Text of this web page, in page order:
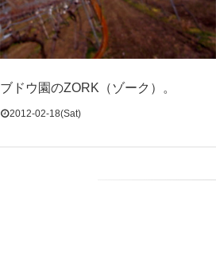
ブドウ園のZORK（ゾーク）。
2012-02-18(Sat)